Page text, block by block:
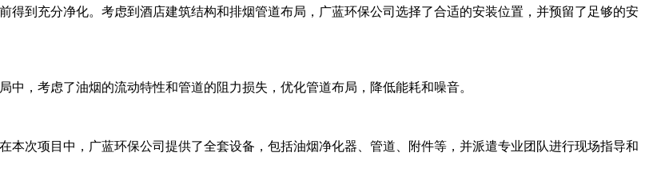
到充分净化。考虑到酒店建筑结构和排烟管道布局，广蓝环保公司选择了合适的安装位置，并预留了足够的安
，考虑了油烟的流动特性和管道的阻力损失，优化管道布局，降低能耗和噪音。
次项目中，广蓝环保公司提供了全套设备，包括油烟净化器、管道、附件等，并派遣专业团队进行现场指导和